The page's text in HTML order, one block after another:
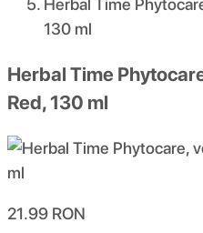
Herbal Time
130 ml
Herbal Time
Red, 130 ml
21.99 RON